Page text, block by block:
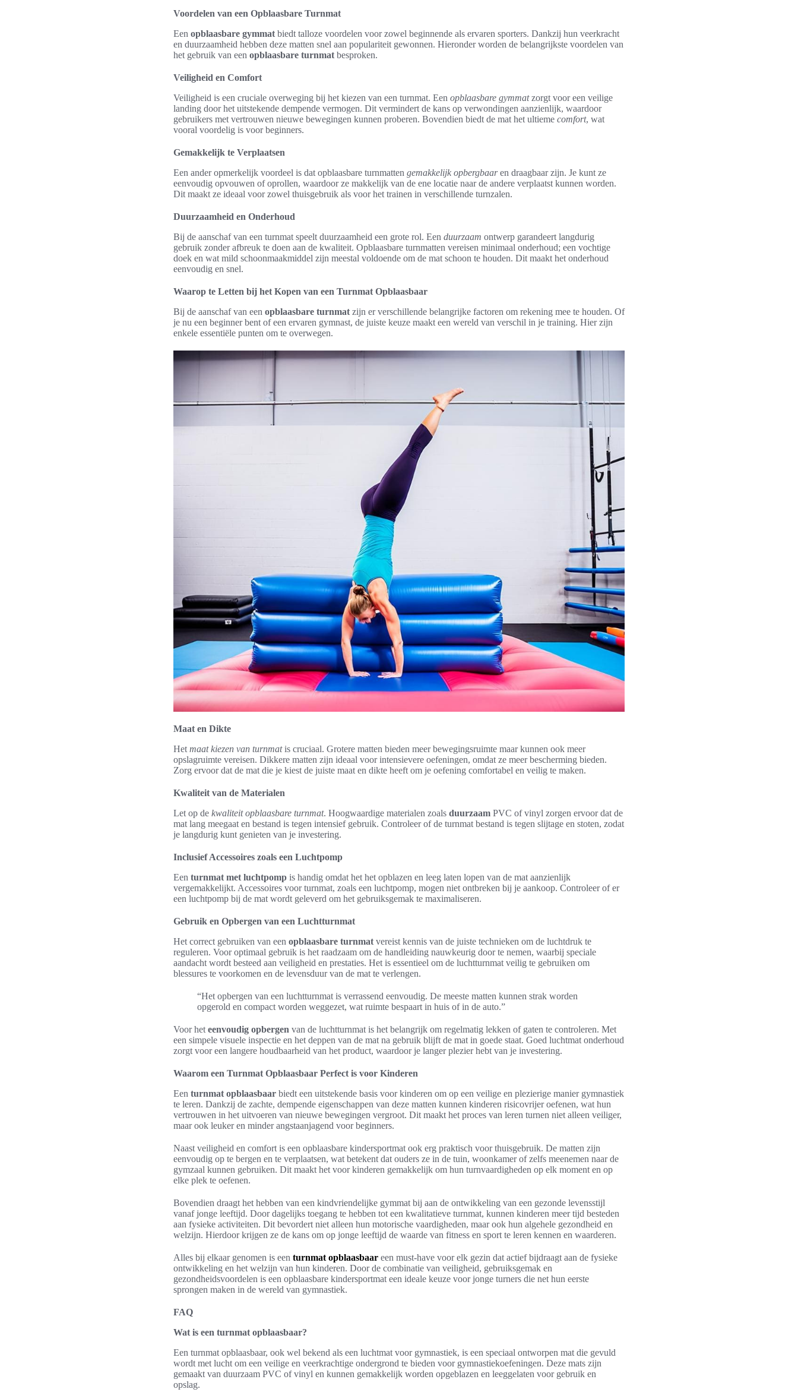
Voordelen van een Opblaasbare Turnmat
Een opblaasbare gymmat biedt talloze voordelen voor zowel beginnende als ervaren sporters. Dankzij hun veerkracht
en duurzaamheid hebben deze matten snel aan populariteit gewonnen. Hieronder worden de belangrijkste voordelen van
het gebruik van een opblaasbare turnmat besproken.
Veiligheid en Comfort
Veiligheid is een cruciale overweging bij het kiezen van een turnmat. Een opblaasbare gymmatzorgt voor een veilige
landing door het uitstekende dempende vermogen. Dit vermindert de kans op verwondingen aanzienlijk, waardoor
gebruikers met vertrouwen nieuwe bewegingen kunnen proberen. Bovendien biedt de mat het ultieme comfort, wat
vooral voordelig is voor beginners.
Gemakkelijk te Verplaatsen
Een ander opmerkelijk voordeel is dat opblaasbare turnmatten gemakkelijk opbergbaaren draagbaar zijn. Je kunt ze
eenvoudig opvouwen of oprollen, waardoor ze makkelijk van de ene locatie naar de andere verplaatst kunnen worden.
Dit maakt ze ideaal voor zowel thuisgebruik als voor het trainen in verschillende turnzalen.
Duurzaamheid en Onderhoud
Bij de aanschaf van een turnmat speelt duurzaamheid een grote rol. Een duurzaam ontwerp garandeert langdurig
gebruik zonder afbreuk te doen aan de kwaliteit. Opblaasbare turnmatten vereisen minimaal onderhoud; een vochtige
doek en wat mild schoonmaakmiddel zijn meestal voldoende om de mat schoon te houden. Dit maakt het onderhoud
eenvoudig en snel.
Waarop te Letten bij het Kopen van een Turnmat Opblaasbaar
Bij de aanschaf van een opblaasbare turnmat zijn er verschillende belangrijke factoren om rekening mee te houden. Of
je nu een beginner bent of een ervaren gymnast, de juiste keuze maakt een wereld van verschil in je training. Hier zijn
enkele essentiële punten om te overwegen.
Maat en Dikte
Het maat kiezen van turnmatis cruciaal. Grotere matten bieden meer bewegingsruimte maar kunnen ook meer
opslagruimte vereisen. Dikkere matten zijn ideaal voor intensievere oefeningen, omdat ze meer bescherming bieden.
Zorg ervoor dat de mat die je kiest de juiste maat en dikte heeft om je oefening comfortabel en veilig te maken.
Kwaliteit van de Materialen
Let op de kwaliteit opblaasbare turnmat. Hoogwaardige materialen zoals duurzaam PVC of vinyl zorgen ervoor dat de
mat lang meegaat en bestand is tegen intensief gebruik. Controleer of de turnmat bestand is tegen slijtage en stoten, zodat
je langdurig kunt genieten van je investering.
Inclusief Accessoires zoals een Luchtpomp
Een turnmat met luchtpomp is handig omdat het het opblazen en leeg laten lopen van de mat aanzienlijk
vergemakkelijkt. Accessoires voor turnmat, zoals een luchtpomp, mogen niet ontbreken bij je aankoop. Controleer of er
een luchtpomp bij de mat wordt geleverd om het gebruiksgemak te maximaliseren.
Gebruik en Opbergen van een Luchtturnmat
Het correct gebruiken van een opblaasbare turnmat vereist kennis van de juiste technieken om de luchtdruk te
reguleren. Voor optimaal gebruik is het raadzaam om de handleiding nauwkeurig door te nemen, waarbij speciale
aandacht wordt besteed aan veiligheid en prestaties. Het is essentieel om de luchtturnmat veilig te gebruiken om
blessures te voorkomen en de levensduur van de mat te verlengen.
“Het opbergen van een luchtturnmat is verrassend eenvoudig. De meeste matten kunnen strak worden
opgerold en compact worden weggezet, wat ruimte bespaart in huis of in de auto.”
Voor het eenvoudig opbergen van de luchtturnmat is het belangrijk om regelmatig lekken of gaten te controleren. Met
een simpele visuele inspectie en het deppen van de mat na gebruik blijft de mat in goede staat. Goed luchtmat onderhoud
zorgt voor een langere houdbaarheid van het product, waardoor je langer plezier hebt van je investering.
Waarom een Turnmat Opblaasbaar Perfect is voor Kinderen
Een turnmat opblaasbaar biedt een uitstekende basis voor kinderen om op een veilige en plezierige manier gymnastiek
te leren. Dankzij de zachte, dempende eigenschappen van deze matten kunnen kinderen risicovrijer oefenen, wat hun
vertrouwen in het uitvoeren van nieuwe bewegingen vergroot. Dit maakt het proces van leren turnen niet alleen veiliger,
maar ook leuker en minder angstaanjagend voor beginners.
Naast veiligheid en comfort is een opblaasbare kindersportmat ook erg praktisch voor thuisgebruik. De matten zijn
eenvoudig op te bergen en te verplaatsen, wat betekent dat ouders ze in de tuin, woonkamer of zelfs meenemen naar de
gymzaal kunnen gebruiken. Dit maakt het voor kinderen gemakkelijk om hun turnvaardigheden op elk moment en op
elke plek te oefenen.
Bovendien draagt het hebben van een kindvriendelijke gymmat bij aan de ontwikkeling van een gezonde levensstijl
vanaf jonge leeftijd. Door dagelijks toegang te hebben tot een kwalitatieve turnmat, kunnen kinderen meer tijd besteden
aan fysieke activiteiten. Dit bevordert niet alleen hun motorische vaardigheden, maar ook hun algehele gezondheid en
welzijn. Hierdoor krijgen ze de kans om op jonge leeftijd de waarde van fitness en sport te leren kennen en waarderen.
Alles bij elkaar genomen is een turnmat opblaasbaar een must-have voor elk gezin dat actief bijdraagt aan de fysieke
ontwikkeling en het welzijn van hun kinderen. Door de combinatie van veiligheid, gebruiksgemak en
gezondheidsvoordelen is een opblaasbare kindersportmat een ideale keuze voor jonge turners die net hun eerste
sprongen maken in de wereld van gymnastiek.
FAQ
Wat is een turnmat opblaasbaar?
Een turnmat opblaasbaar, ook wel bekend als een luchtmat voor gymnastiek, is een speciaal ontworpen mat die gevuld
wordt met lucht om een veilige en veerkrachtige ondergrond te bieden voor gymnastiekoefeningen. Deze mats zijn
gemaakt van duurzaam PVC of vinyl en kunnen gemakkelijk worden opgeblazen en leeggelaten voor gebruik en
opslag.